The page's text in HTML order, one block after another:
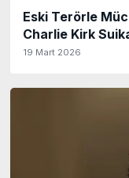
Eski Terörle
Charlie Kirk
19 Mart 2026